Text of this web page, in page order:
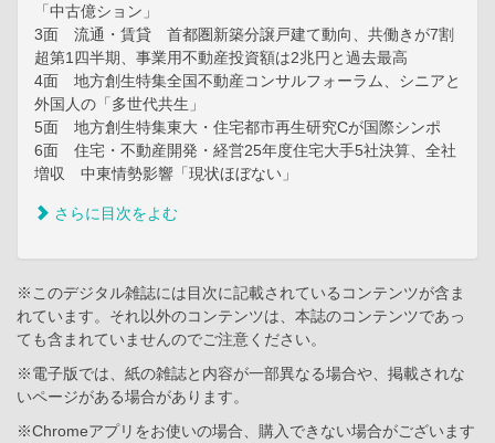
「中古億ション」
3面 流通・賃貸 首都圏新築分譲戸建て動向、共働きが7割
超第1四半期、事業用不動産投資額は2兆円と過去最高
4面 地方創生特集全国不動産コンサルフォーラム、シニアと
外国人の「多世代共生」
5面 地方創生特集東大・住宅都市再生研究Cが国際シンポ
6面 住宅・不動産開発・経営25年度住宅大手5社決算、全社
増収 中東情勢影響「現状ほぼない」
さらに目次をよむ
※このデジタル雑誌には目次に記載されているコンテンツが含ま
れています。それ以外のコンテンツは、本誌のコンテンツであっ
ても含まれていませんのでご注意ください。
※電子版では、紙の雑誌と内容が一部異なる場合や、掲載されな
いページがある場合があります。
※Chromeアプリをお使いの場合、購入できない場合がございます